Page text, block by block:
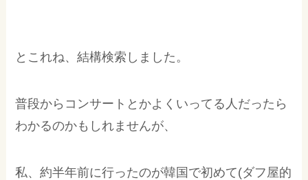
とこれね、結構検索しました。
普段からコンサートとかよくいってる人だったら
わかるのかもしれませんが、
私、約半年前に行ったのが韓国で初めて(ダフ屋的